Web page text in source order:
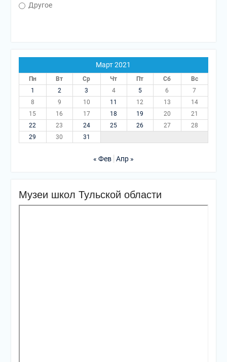
Другое
Март 2021
Пн Вт Ср Чт Пт Сб
Вс
1
2 3 4 5 6
7
8
9 10 11 12 13
14
15
16 17 18 19 20
21
22
23 24 25 26 27
28
29
30 31
« Фев Апр »
Музеи школ Тульской области